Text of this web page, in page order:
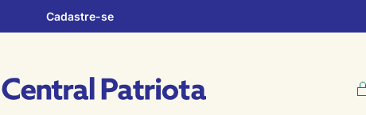
Cadastre-se